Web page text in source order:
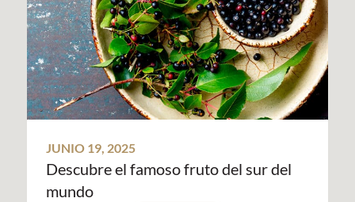
JUNIO 19, 2025
Descubre el famoso fruto del sur del
mundo